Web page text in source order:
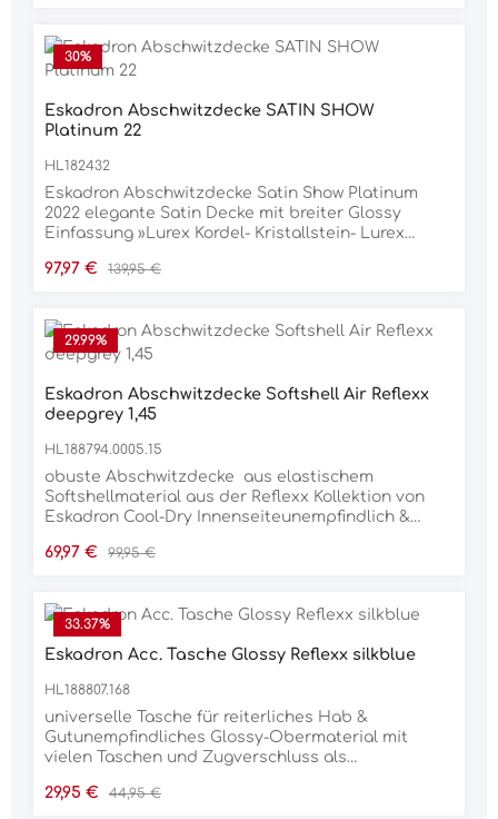
Schweifriemen integriertstabiles Obergewebe -
1680 DenierWP/5.000mm/H2O Wasserdichtigkeit,
Sattelausschnittkuschelige FauxFur-Ftterung
gegen Scheuerstellenweiches Neopren
mit elegantem Lurex-Streifen
30%
Eskadron Abschwitzdecke SATIN SHOW
Platinum 22
HL182432
Eskadron Abschwitzdecke Satin Show Platinum
2022 elegante Satin Decke mit breiter Glossy
Einfassung »Lurex Kordel- Kristallstein- Lurex
Fauxfur Widerristpolster innenliegende
Schweifriemen Material 100% POLYESTER
Verkaufspreis:
97,97 € Regulärer Preis:
139,95 €
29.99%
Eskadron Abschwitzdecke Softshell Air Reflexx
deepgrey 1,45
HL188794.0005.15
obuste Abschwitzdecke aus elastischem
Softshellmaterial aus der Reflexx Kollektion von
Eskadron Cool-Dry Innenseiteunempfindlich &
3D Stick abnehmbare Kreuzbegurtung Material:
Verkaufspreis:
69,97 € Regulärer Preis:
99,95 €
33.37%
Eskadron Acc. Tasche Glossy Reflexx silkblue
HL188807.168
universelle Tasche für reiterliches Hab &
Gutunempfindliches Glossy-Obermaterial mit
vielen Taschen und Zugverschluss als
Prägunganthrazit glänzende Beschläge
Verkaufspreis:
29,95 € Regulärer Preis:
44,95 €